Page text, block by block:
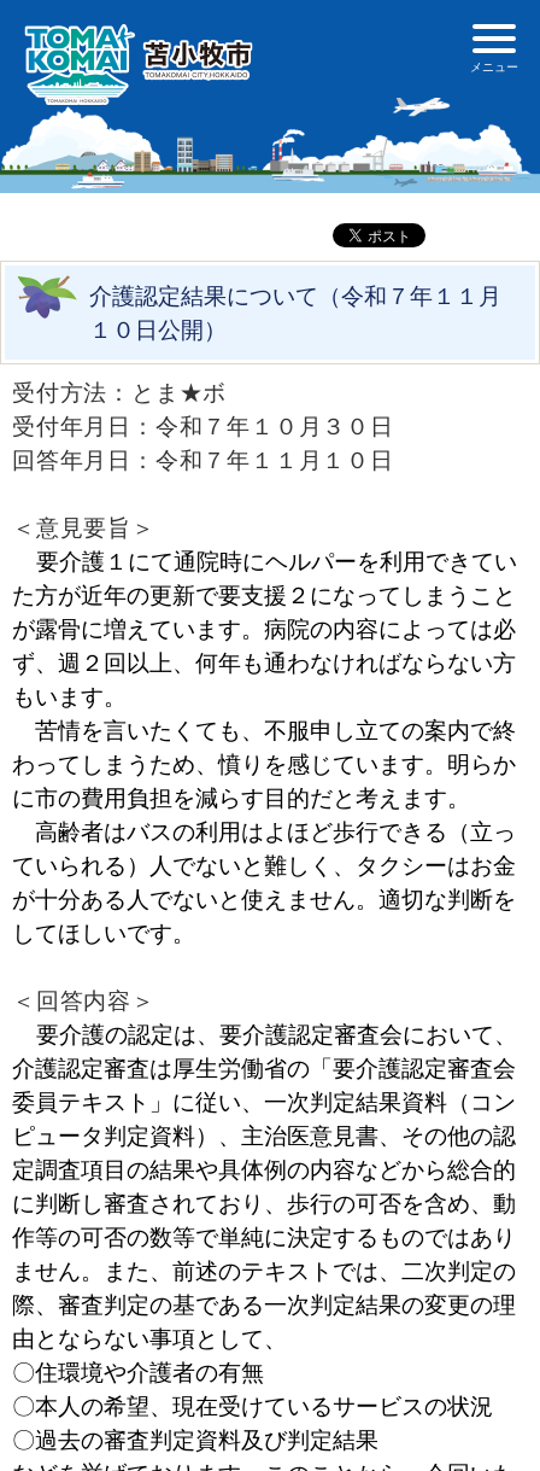
介護認定結果について（令和７年１１月
１０日公開）
受付方法：とま★ボ
受付年月日：令和７年１０月３０日
回答年月日：令和７年１１月１０日
＜意見要旨＞
要介護１にて通院時にヘルパーを利用できてい
た方が近年の更新で要支援２になってしまうこと
が露骨に増えています。病院の内容によっては必
ず、週２回以上、何年も通わなければならない方
もいます。
苦情を言いたくても、不服申し立ての案内で終
わってしまうため、憤りを感じています。明らか
に市の費用負担を減らす目的だと考えます。
高齢者はバスの利用はよほど歩行できる（立っ
ていられる）人でないと難しく、タクシーはお金
が十分ある人でないと使えません。適切な判断を
してほしいです。
＜回答内容＞
要介護の認定は、要介護認定審査会において、
介護認定審査は厚生労働省の「要介護認定審査会
委員テキスト」に従い、一次判定結果資料（コン
ピュータ判定資料）、主治医意見書、その他の認
定調査項目の結果や具体例の内容などから総合的
に判断し審査されており、歩行の可否を含め、動
作等の可否の数等で単純に決定するものではあり
ません。また、前述のテキストでは、二次判定の
際、審査判定の基である一次判定結果の変更の理
由とならない事項として、
〇住環境や介護者の有無
〇本人の希望、現在受けているサービスの状況
〇過去の審査判定資料及び判定結果